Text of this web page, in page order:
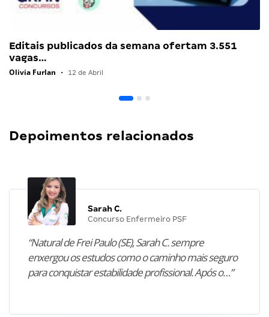
Editais publicados da semana ofertam 3.551
vagas…
Olivia Furlan • 12 de Abril
Depoimentos relacionados
Sarah C.
Concurso Enfermeiro PSF
“Natural de Frei Paulo (SE), Sarah C. sempre
enxergou os estudos como o caminho mais seguro
para conquistar estabilidade profissional. Após o…”